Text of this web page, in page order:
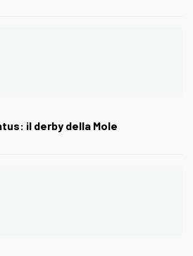
il derby della Mole